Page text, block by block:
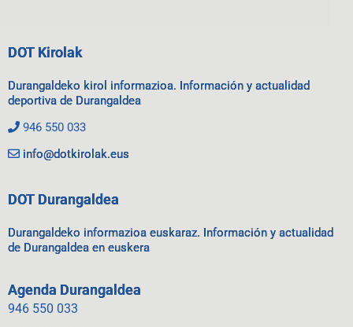
DOT Kirolak
Durangaldeko kirol informazioa. Información y actualidad
deportiva de Durangaldea
946 550 033
info@dotkirolak.eus
DOT Durangaldea
Durangaldeko informazioa euskaraz. Información y actualidad
de Durangaldea en euskera
Agenda Durangaldea
946 550 033